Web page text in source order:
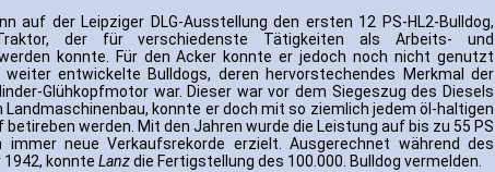
auf der Leipziger DLG-Ausstellung den ersten 12 PS-HL2-Bulldog,
der für verschiedenste Tätigkeiten als Arbeits- und
konnte. Für den Acker konnte er jedoch noch nicht genutzt
entwickelte Bulldogs, deren hervorstechendes Merkmal der
Glühkopfmotor war. Dieser war vor dem Siegeszug des Diesels
konnte er doch mit so ziemlich jedem öl-haltigen
werden. Mit den Jahren wurde die Leistung auf bis zu 55 PS
neue Verkaufsrekorde erzielt. Ausgerechnet während des
konnte Lanzdie Fertigstellung des 100.000. Bulldog vermelden.